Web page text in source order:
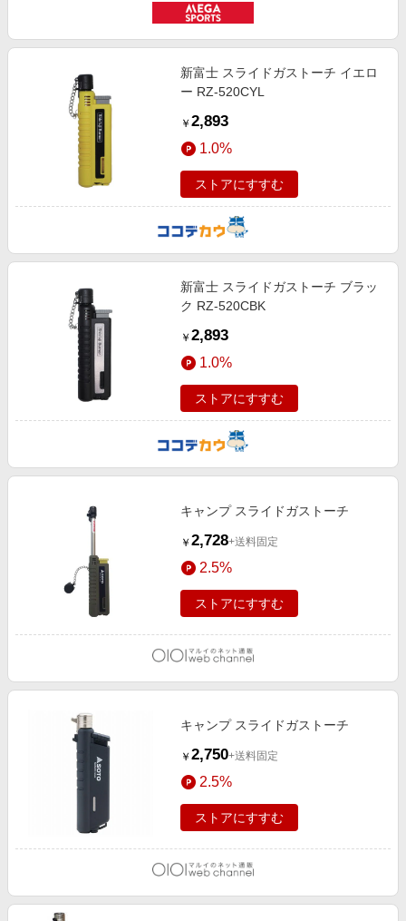
新富士 スライドガストーチ イエロ
ー RZ-520CYL
￥ 2,893
1.0%
ストアにすすむ
新富士 スライドガストーチ ブラッ
ク RZ-520CBK
￥ 2,893
1.0%
ストアにすすむ
キャンプ スライドガストーチ
￥ 2,728+送料固定
2.5%
ストアにすすむ
キャンプ スライドガストーチ
￥ 2,750+送料固定
2.5%
ストアにすすむ